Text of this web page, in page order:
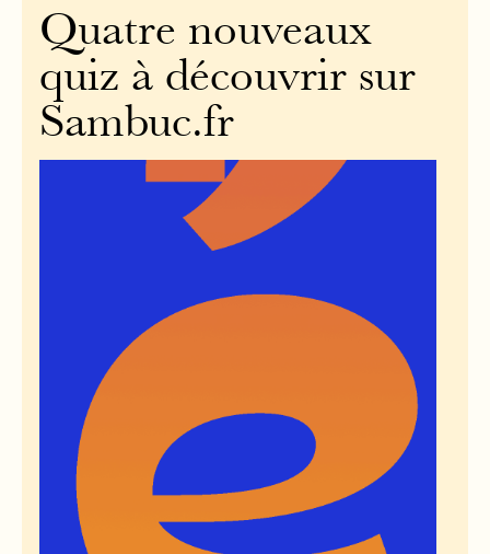
Quatre nouveaux
quiz à découvrir sur
Sambuc.fr